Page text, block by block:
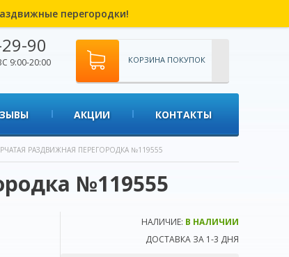
перегородки!
90
9:00-20:00
КОРЗИНА ПОКУПОК
АКЦИИ КОНТАКТЫ
РАЗДВИЖНАЯ ПЕРЕГОРОДКА №119555
№119555
НАЛИЧИЕ: В НАЛИЧИИ
ДОСТАВКА ЗА 1-3 ДНЯ